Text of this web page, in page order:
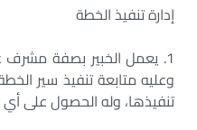
إدارة تنفيذ الخطة
1. يعمل الخبير بصفة
وعليه متابعة تنفيذ سير
تنفيذها، وله الحصول على أي